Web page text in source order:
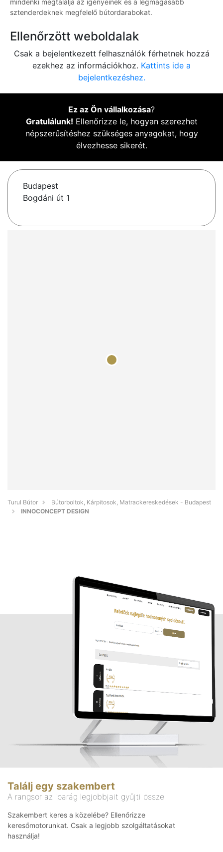
mindenki megtalálja az igényeinek és a legmagasabb
sztenderdeknek megfelelő bútordarabokat.
Ellenőrzött weboldalak
Csak a bejelentkezett felhasználók férhetnek hozzá
ezekhez az információkhoz. Kattints ide a
bejelentkezéshez.
Ez az Ön vállalkozása?
Gratulálunk! Ellenőrizze le, hogyan szerezhet
népszerűsítéshez szükséges anyagokat, hogy
élvezhesse sikerét.
Budapest
Bogdáni út 1
Turul Bútor
Bútorboltok, Kárpitosok, Matrackereskedések - Budapest
INNOCONCEPT DESIGN
Találj egy szakembert
A rangsor az iparág legjobbjait gyűjti össze
Szakembert keres a közelébe? Ellenőrizze
keresőmotorunkat. Csak a legjobb szolgáltatásokat
használja!